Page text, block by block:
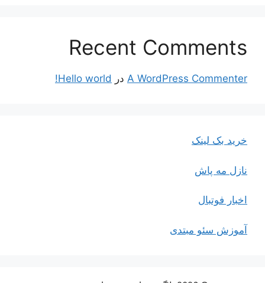
Recent Comments
A WordPress Commenter در Hello world!
خرید بک لینک
نازل مه پاش
اخبار فوتبال
آموزش سئو مبتدی